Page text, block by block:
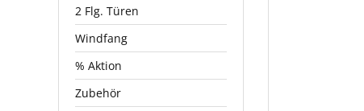
2 Flg. Türen
Windfang
% Aktion
Zubehör